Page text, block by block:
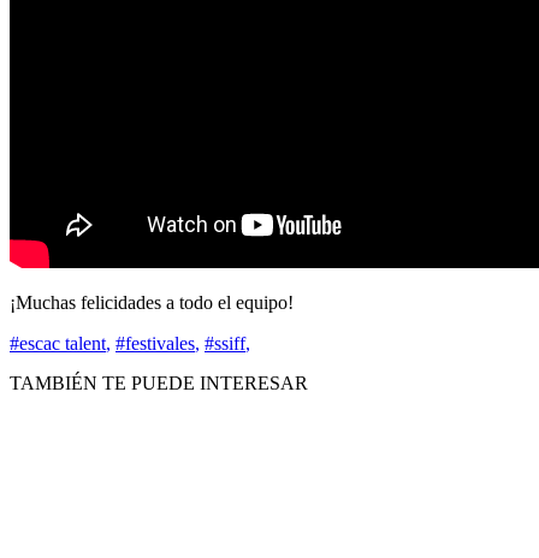
¡Muchas felicidades a todo el equipo!
#escac talent, #festivales, #ssiff,
TAMBIÉN TE PUEDE INTERESAR